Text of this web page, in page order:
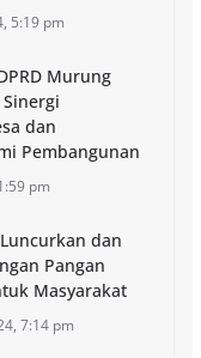
5:19 pm
Murung
dan
Pembangunan
pm
dan
Pangan
Masyarakat
7:14 pm